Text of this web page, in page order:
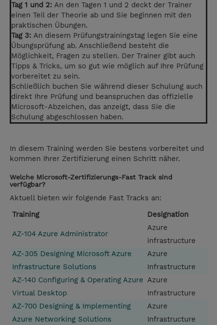
Tag 1 und 2: An den Tagen 1 und 2 deckt der Trainer
einen Teil der Theorie ab und Sie beginnen mit den
praktischen Übungen.
Tag 3: An diesem Prüfungstrainingstag legen Sie eine
Übungsprüfung ab. Anschließend besteht die
Möglichkeit, Fragen zu stellen. Der Trainer gibt auch
Tipps & Tricks, um so gut wie möglich auf Ihre Prüfung
vorbereitet zu sein.
Schließlich buchen Sie während dieser Schulung auch
direkt Ihre Prüfung und beanspruchen das offizielle
Microsoft-Abzeichen, das anzeigt, dass Sie die
Schulung abgeschlossen haben.
In diesem Training werden Sie bestens vorbereitet und
kommen Ihrer Zertifizierung einen Schritt näher.
Welche Microsoft-Zertifizierungs-Fast Track sind
verfügbar?
Aktuell bieten wir folgende Fast Tracks an:
Training
Designation
AZ-104 Azure Administrator
Azure
infrastructure
AZ-305 Designing Microsoft Azure
Infrastructure Solutions
Azure
Infrastructure
AZ-140 Configuring & Operating Azure
Virtual Desktop
Azure
Infrastructure
AZ-700 Designing & Implementing
Azure Networking Solutions
Azure
Infrastructure